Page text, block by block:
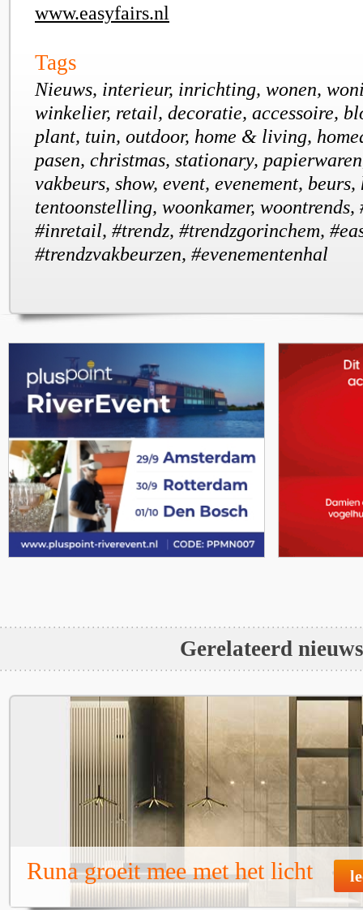
www.easyfairs.nl
Tags
Nieuws, interieur, inrichting, wonen,
winkelier, retail, decoratie, accessoire,
plant, tuin, outdoor, home & living,
pasen, christmas, stationary,
vakbeurs, show, event, evenement, beurs,
tentoonstelling, woonkamer, woontrends,
#inretail, #trendz, #trendzgorinchem,
#trendzvakbeurzen, #evenementenhal
Gerelateerd nieuws
Runa groeit mee met het licht